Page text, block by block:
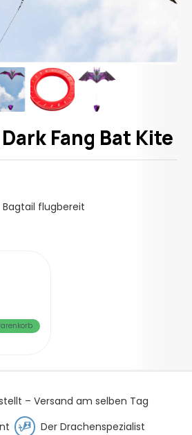
Fang Bat Kite
Bagtail flugbereit
– Versand am selben Tag
Der Drachenspezialist